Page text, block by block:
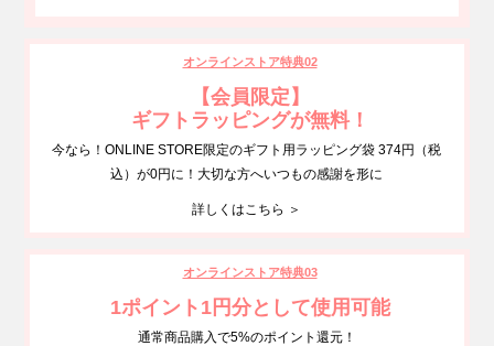
オンラインストア特典02
【会員限定】
ギフトラッピングが無料！
今なら！ONLINE STORE限定のギフト用ラッピング袋 374円（税
込）が0円に！大切な方へいつもの感謝を形に
詳しくはこちら ＞
オンラインストア特典03
1ポイント1円分として使用可能
通常商品購入で5%のポイント還元！